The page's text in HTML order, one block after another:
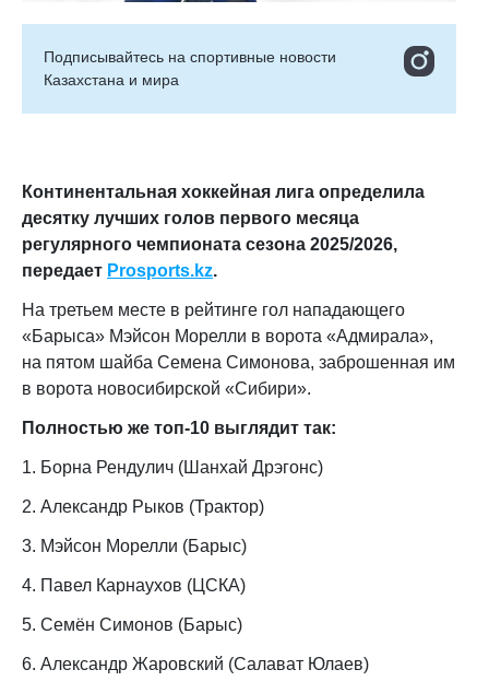
Подписывайтесь на cпортивные новости
Казахстана и мира
Континентальная хоккейная лига определила
десятку лучших голов первого месяца
регулярного чемпионата сезона 2025/2026,
передает Prosports.kz.
На третьем месте в рейтинге гол нападающего
«Барыса» Мэйсон Морелли в ворота «Адмирала»,
на пятом шайба Семена Симонова, заброшенная им
в ворота новосибирской «Сибири».
Полностью же топ-10 выглядит так:
1. Борна Рендулич (Шанхай Дрэгонс)
2. Александр Рыков (Трактор)
3. Мэйсон Морелли (Барыс)
4. Павел Карнаухов (ЦСКА)
5. Семён Симонов (Барыс)
6. Александр Жаровский (Салават Юлаев)